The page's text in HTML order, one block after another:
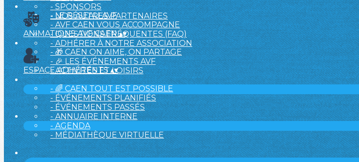
- SPONSORS
- NOS AUTRES PARTENAIRES
- LE RÉSEAU AVF
- AVF CAEN VOUS ACCOMPAGNE
- QUESTIONS FRÉQUENTES (FAQ)
- ADHÉRER À NOTRE ASSOCIATION
ANIMATIONS AVF CAEN▴▾
- 🎁 CAEN ON AIME, ON PARTAGE
- 🎉 LES ÉVÉNEMENTS AVF
- ACTIVITÉS ET LOISIRS
ESPACE ADHÉRENTS▴▾
- 🌈 CAEN TOUT EST POSSIBLE
- ÉVÉNEMENTS PLANIFIÉS
- ÉVÉNEMENTS PASSÉS
- ANNUAIRE INTERNE
- AGENDA
- MÉDIATHÈQUE VIRTUELLE